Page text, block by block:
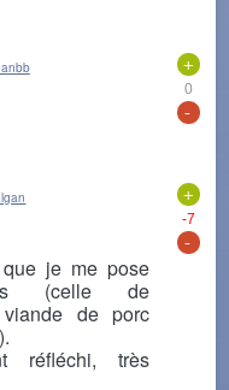
+
0
-
+
-7
-
je me pose
(celle de
de porc
réfléchi, très